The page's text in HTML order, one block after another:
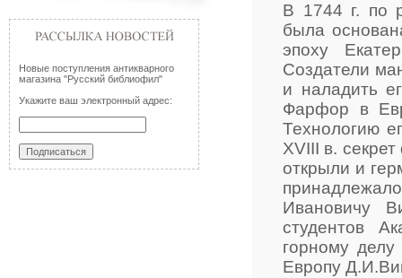
Новые поступления антикварного
магазина "Русский библиофил"
Укажите ваш электронный адрес:
В 1744 г. по
была
эпоху
Создатели
и наладить
Фарфор в
Технологию
XVIII в.
открыли и
Ивановичу
студентов
горному
Европу